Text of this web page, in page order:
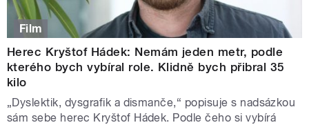
Film
Herec Kryštof Hádek: Nemám jeden metr, podle
kterého bych vybíral role. Klidně bych přibral 35
kilo
„Dyslektik, dysgrafik a dismanče,“ popisuje s nadsázkou
sám sebe herec Kryštof Hádek. Podle čeho si vybírá